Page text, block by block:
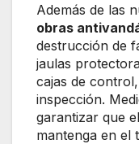
Además de las
obras
destrucción de
jaulas
cajas de
inspección.
garantizar que
mantenga en el